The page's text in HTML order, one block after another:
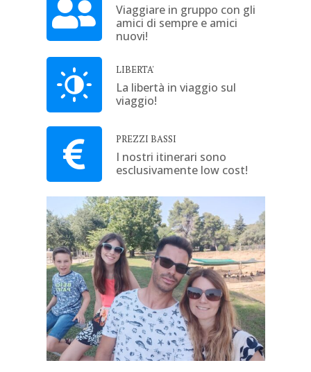
Viaggiare in gruppo con gli
amici di sempre e amici
nuovi!
LIBERTA'
La libertà in viaggio sul
viaggio!
PREZZI BASSI
I nostri itinerari sono
esclusivamente low cost!